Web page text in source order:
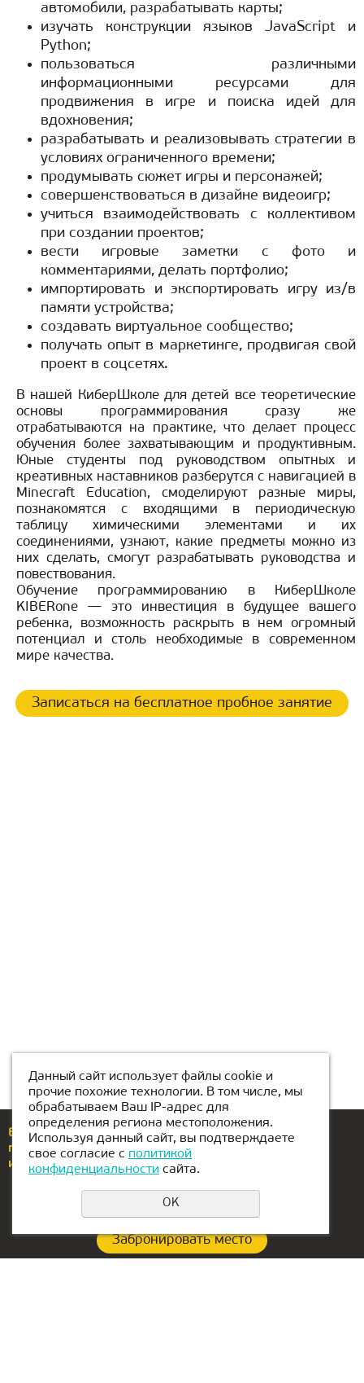
автомобили, разрабатывать карты;
изучать конструкции языков JavaScript и
Python;
пользоваться различными
информационными ресурсами для
продвижения в игре и поиска идей для
вдохновения;
разрабатывать и реализовывать стратегии в
условиях ограниченного времени;
продумывать сюжет игры и персонажей;
совершенствоваться в дизайне видеоигр;
учиться взаимодействовать с коллективом
при создании проектов;
вести игровые заметки с фото и
комментариями, делать портфолио;
импортировать и экспортировать игру из/в
памяти устройства;
создавать виртуальное сообщество;
получать опыт в маркетинге, продвигая свой
проект в соцсетях.
В нашей КиберШколе для детей все теоретические
основы программирования сразу же
отрабатываются на практике, что делает процесс
обучения более захватывающим и продуктивным.
Юные студенты под руководством опытных и
креативных наставников разберутся с навигацией в
Minecraft Education, смоделируют разные миры,
познакомятся с входящими в периодическую
таблицу химическими элементами и их
соединениями, узнают, какие предметы можно из
них сделать, смогут разрабатывать руководства и
повествования.
Обучение программированию в КиберШколе
KIBERone — это инвестиция в будущее вашего
ребенка, возможность раскрыть в нем огромный
потенциал и столь необходимые в современном
мире качества.
Записаться на бесплатное пробное занятие
Еcли у вас возникли вопросы или предложения,
позвоните по номеру +996 708 880 141
или напишите намBishkek@kiber-one.com
Забронировать место
Данный сайт использует файлы cookie и
прочие похожие технологии. В том числе, мы
обрабатываем Ваш IP-адрес для
определения региона местоположения.
Используя данный сайт, вы подтверждаете
свое согласие с политикой
конфиденциальности сайта.
OK